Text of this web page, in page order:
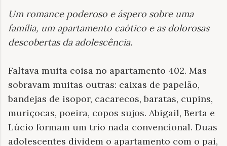
Um romance poderoso e áspero sobre uma
família, um apartamento caótico e as dolorosas
descobertas da adolescência.
Faltava muita coisa no apartamento 402. Mas
sobravam muitas outras: caixas de papelão,
bandejas de isopor, cacarecos, baratas, cupins,
muriçocas, poeira, copos sujos. Abigail, Berta e
Lúcio formam um trio nada convencional. Duas
adolescentes dividem o apartamento com o pai,